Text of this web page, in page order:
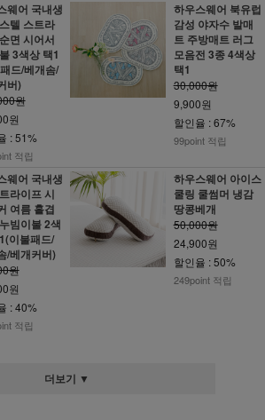
웨어 국내생
텔 스트라
면 시어서
3색상 택1
드/베개솜/
버)
원
원
: 51%
적립
하우스웨어 북유럽
감성 야자수 발매
트 주방매트 러그
모음전 3종 4색상
택1
30,000원
9,900원
할인율 : 67%
99point 적립
웨어 국내생
라이프 시
여름 홑겹
빔이불 2색
이불패드/
/베개커버)
원
원
: 40%
적립
하우스웨어 아이스
쿨링 쿨썸머 냉감
땅콩베개
50,000원
24,900원
할인율 : 50%
249point 적립
더보기 ▼